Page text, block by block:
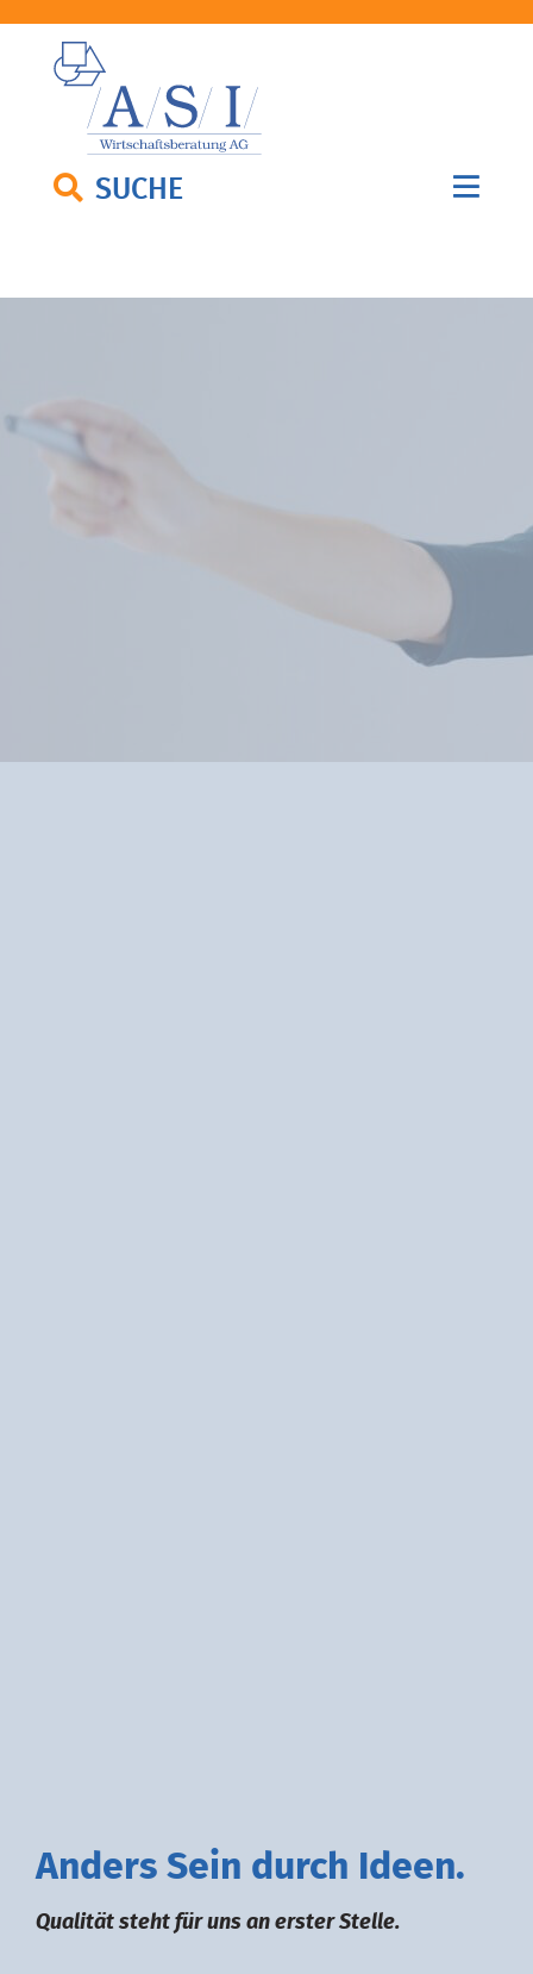
SUCHE
Anders Sein durch deen.
Qualität steht für uns an erster Stelle.